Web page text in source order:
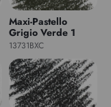
Maxi-Pastello
Grigio Verde 1
13731BXC